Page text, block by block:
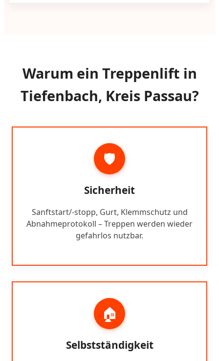
Warum ein Treppenlift in
Tiefenbach, Kreis Passau?
🛡️
Sicherheit
Sanftstart/-stopp, Gurt, Klemmschutz und
Abnahmeprotokoll – Treppen werden wieder
gefahrlos nutzbar.
🏠
Selbstständigkeit